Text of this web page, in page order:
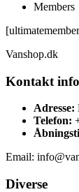
Members
Vanshop.dk
Kontakt
Adresse:
Telefon:
Email:
Diverse